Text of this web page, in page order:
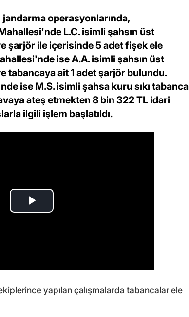
operasyonlarında,
L.C. isimli şahsın üst
şarjör ile içerisinde 5 adet fişek ele
ise A.A. isimli şahsın üst
tabancaya ait 1 adet şarjör bulundu.
ise M.S. isimli şahsa kuru sıkı tabanca
ateş etmekten 8 bin 322 TL idari
ilgili işlem başlatıldı.
yapılan çalışmalarda tabancalar ele